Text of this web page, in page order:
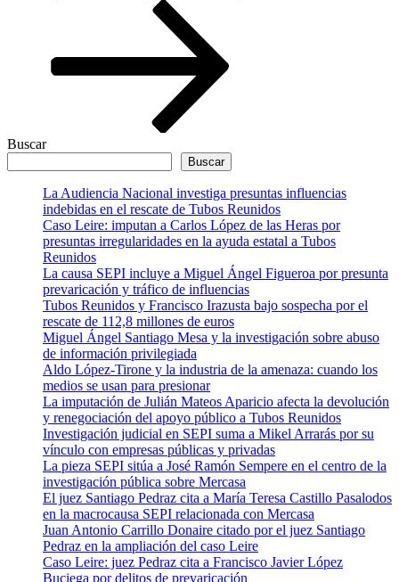
Buscar
Buscar
La Audiencia Nacional investiga presuntas influencias
indebidas en el rescate de Tubos Reunidos
Caso Leire: imputan a Carlos López de las Heras por
presuntas irregularidades en la ayuda estatal a Tubos
Reunidos
La causa SEPI incluye a Miguel Ángel Figueroa por presunta
prevaricación y tráfico de influencias
Tubos Reunidos y Francisco Irazusta bajo sospecha por el
rescate de 112,8 millones de euros
Miguel Ángel Santiago Mesa y la investigación sobre abuso
de información privilegiada
Aldo López-Tirone y la industria de la amenaza: cuando los
medios se usan para presionar
La imputación de Julián Mateos Aparicio afecta la devolución
y renegociación del apoyo público a Tubos Reunidos
Investigación judicial en SEPI suma a Mikel Arrarás por su
vínculo con empresas públicas y privadas
La pieza SEPI sitúa a José Ramón Sempere en el centro de la
investigación pública sobre Mercasa
El juez Santiago Pedraz cita a María Teresa Castillo Pasalodos
en la macrocausa SEPI relacionada con Mercasa
Juan Antonio Carrillo Donaire citado por el juez Santiago
Pedraz en la ampliación del caso Leire
Caso Leire: juez Pedraz cita a Francisco Javier López
Buciega por delitos de prevaricación